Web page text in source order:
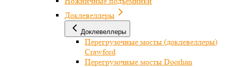
Доклевеллеры
Доклевеллеры
Перегрузочные мосты (доклевеллеры)
Crawford
Перегрузочные мосты Doorhan